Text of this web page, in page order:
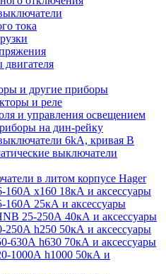
тока
и другие приборы
и реле
и управления освещением
на дин-рейку
6kA, кривая В
выключатели
в литом корпусе Hager
x160 18кА и аксессуары
25кА и аксессуары
25-250А 40кА и аксессуары
h250 50кА и аксессуары
630А h630 70кА и аксессуары
1000А h1000 50кА и